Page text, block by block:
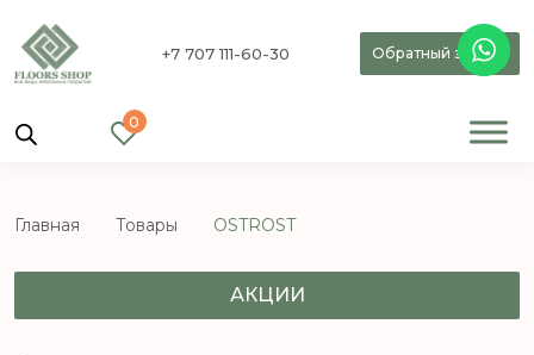
+7 707 111-60-30 Обратный звонок
0
Главная Товары OSTROST
АКЦИИ